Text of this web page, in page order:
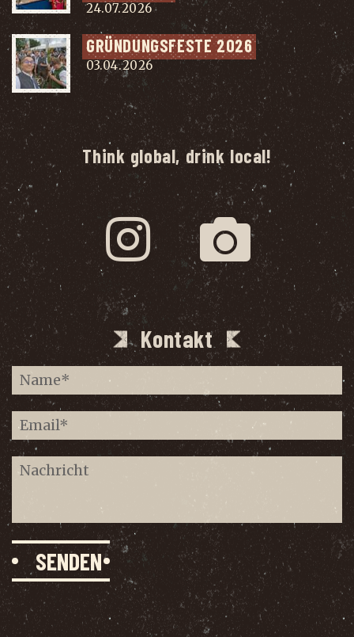
24.07.2026
GRÜN­DUNGS­FES­TE 2026
03.04.2026
Think global, drink local!
Kontakt